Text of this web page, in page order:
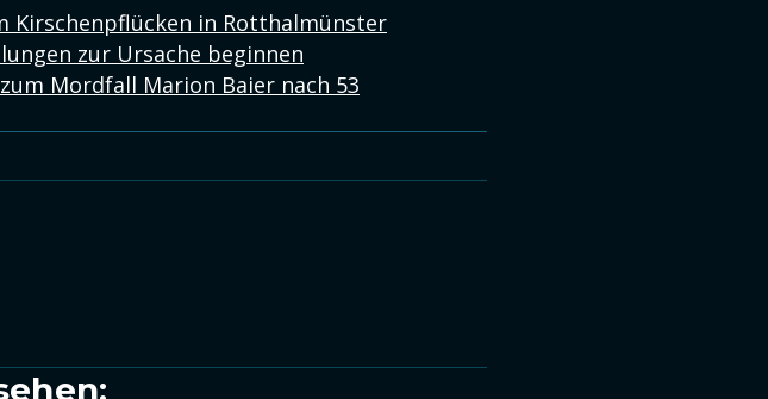
Kirschenpflücken in Rotthalmünster
zur Ursache beginnen
Mordfall Marion Baier nach 53